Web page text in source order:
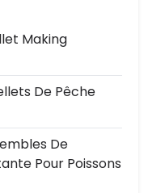
Making
De Pêche
De
Pour Poissons